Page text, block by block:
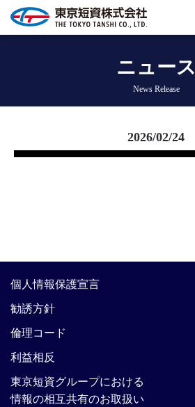
ニュース
News Release
2026/02/24
個人情報保護宣言
勧誘方針
倫理コード
利益相反
東京短資グループにおける
情報の相互共有のお取扱い